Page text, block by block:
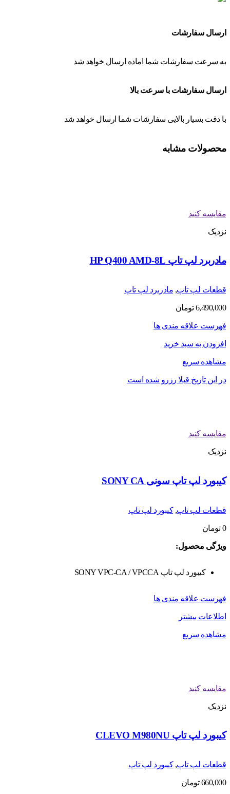
ارسال سفارشات
به سرعت سفارشات شما اماده ارسال خواهد شد
ارسال سفارشات با سرعت بالا
با دقت بسیار بالایی سفارشات شما ارسال خواهد شد
محصولات مشابه
مقایسه کنید
نزدیک
مادربرد لپ تاپ HP Q400 AMD-8L
قطعات لپ تاپ, مادربرد لپ تاپ
6,490,000 تومان
فهرست علاقه مندی ها
افزودن به سبد خرید
مشاهده سریع
در این تاریخ قبلا رزرو شده است
مقایسه کنید
نزدیک
کیبورد لپ تاپ سونی SONY CA
قطعات لپ تاپ,کیبورد لپ تاپ
0 تومان
ویژگی محصول:
کیبورد لپ تاپ SONY VPC-CA / VPCCA
فهرست علاقه مندی ها
اطلاعات بیشتر
مشاهده سریع
مقایسه کنید
نزدیک
کیبورد لپ تاپ CLEVO M980NU
قطعات لپ تاپ,کیبورد لپ تاپ
660,000 تومان